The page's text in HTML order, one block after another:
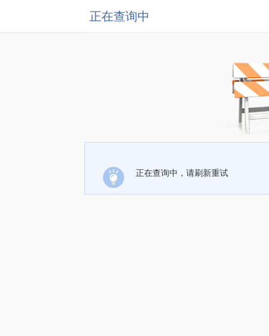
正在查询中
正在查询中，请刷新重试